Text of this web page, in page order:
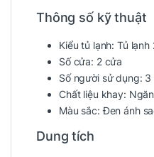
Thông số kỹ thuật
Kiểu tủ lạnh:Tủ lạnh
Số cửa: 2 cửa
Số người sử dụng: 3
Chất liệu khay:
Màu sắc:Đen ánh
Dung tích